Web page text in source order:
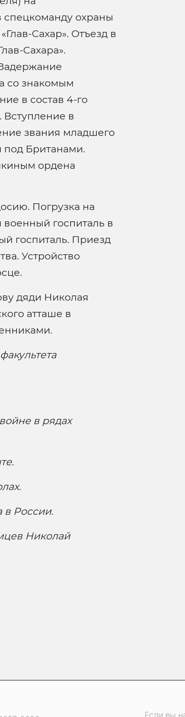
спецкоманду охраны
Сахар». Отъезд в
Сахара».
со знакомым
в состав 4-го
Вступление в
звания младшего
Британами.
ордена
Погрузка на
госпиталь в
госпиталь. Приезд
Устройство
дяди Николая
атташе в
в рядах
в России.
Николай